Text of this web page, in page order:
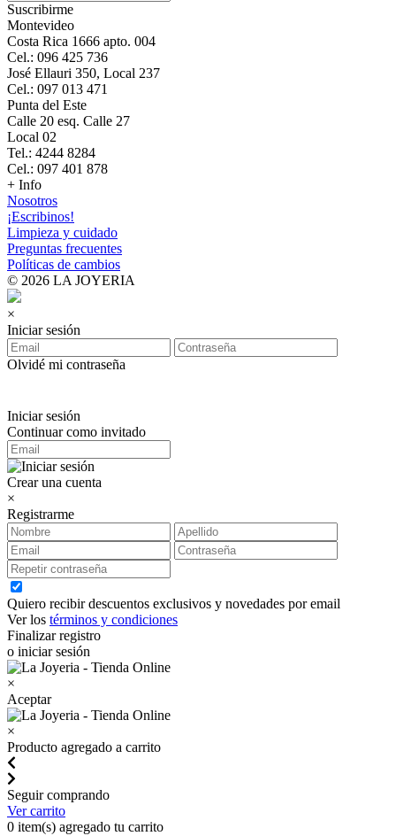
Suscribirme
Montevideo
Costa Rica 1666 apto. 004
Cel.: 096 425 736
José Ellauri 350, Local 237
Cel.: 097 013 471
Punta del Este
Calle 20 esq. Calle 27
Local 02
Tel.: 4244 8284
Cel.: 097 401 878
+ Info
Nosotros
¡Escribinos!
Limpieza y cuidado
Preguntas frecuentes
Políticas de cambios
© 2026 LA JOYERIA
×
Iniciar sesión
Olvidé mi contraseña
Iniciar sesión
Continuar como invitado
Crear una cuenta
×
Registrarme
Quiero recibir descuentos exclusivos y novedades por email
Ver los términos y condiciones
Finalizar registro
o iniciar sesión
×
Aceptar
×
Producto agregado a carrito
Seguir comprando
Ver carrito
0 item(s) agregado tu carrito